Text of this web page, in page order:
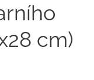
cm)